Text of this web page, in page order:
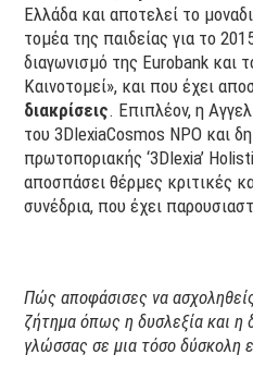
Ελλάδα και αποτελεί το
τομέα της παιδείας για το
διαγωνισμό της Eurobank και
Καινοτομεί», και που έχει
διακρίσεις. Επιπλέoν, η
του 3DlexiaCosmos NPO και
πρωτοποριακής ‘3Dlexia’
αποσπάσει θέρμες κριτικές
συνέδρια, που έχει
Πώς αποφάσισες να
ζήτημα όπως η δυσλεξία και η
γλώσσας σε μια τόσο δύσκολη